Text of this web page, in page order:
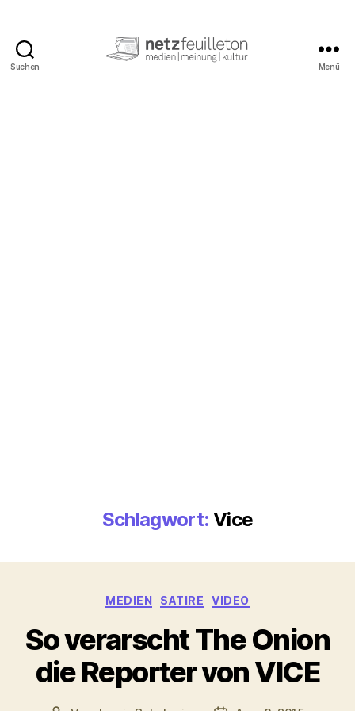
Suchen Menü
Schlagwort: Vice
Kategorien
MEDIEN SATIRE VIDEO
So verarscht The Onion
die Reporter von VICE